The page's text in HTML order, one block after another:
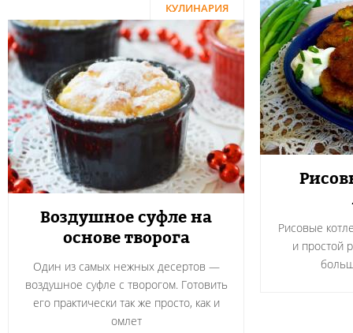
Рисовые
и простой
КУЛИНАРИЯ
Воздушное суфле на
основе творога
Один из самых нежных десертов —
воздушное суфле с творогом. Готовить
его практически так же просто, как и
омлет